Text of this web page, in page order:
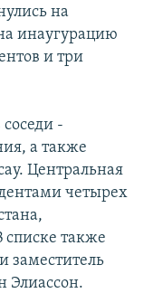
на
инаугурацию
и три
соседи -
а также
Центральная
четырех
списке также
заместитель
Элиассон.